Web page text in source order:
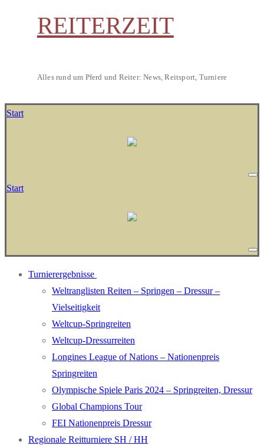
REITERZEIT
Alles rund um Pferd und Reiter: News, Reitsport, Turniere
Start
Start
Turnierergebnisse
Weltranglisten Reiten – Springen – Dressur –
Vielseitigkeit
Weltcup-Springreiten
Weltcup-Dressurreiten
Longines League of Nations – Nationenpreis
Springreiten
Olympische Spiele Paris 2024 – Springreiten, Dressur
Global Champions Tour
FEI Nationenpreis Dressur
Regionale Reitturniere SH / HH